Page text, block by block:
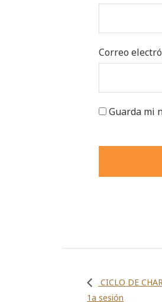
Correo
Guarda mi
CICLO DE
1a sesión